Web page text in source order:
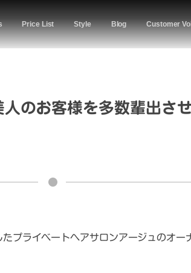
Price List Style Blog Customer
人のお客様を多数輩出さ
プライベートヘアサロンアージュのオー